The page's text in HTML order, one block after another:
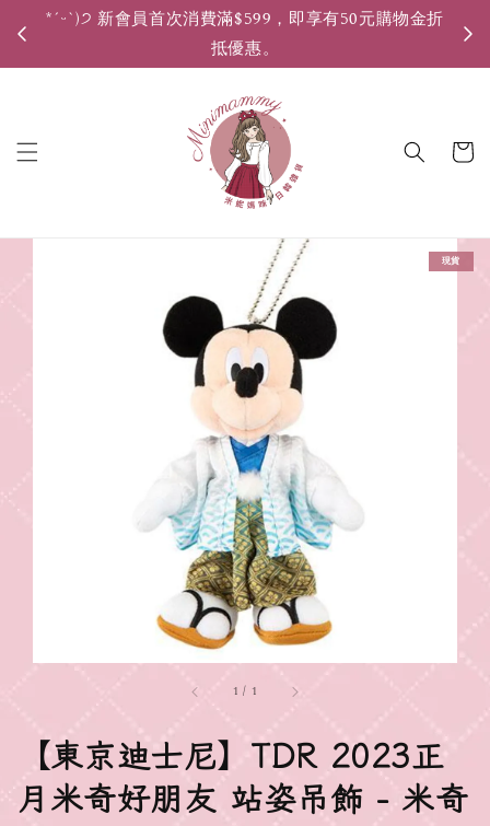
*ˊᵕˋ)੭ 新會員首次消費滿$599，即享有50元購物金折
抵優惠。
1 / 1
現貨
【東京迪士尼】TDR 2023正
月米奇好朋友 站姿吊飾 - 米奇